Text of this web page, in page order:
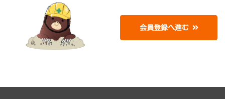
会員登録へ進む